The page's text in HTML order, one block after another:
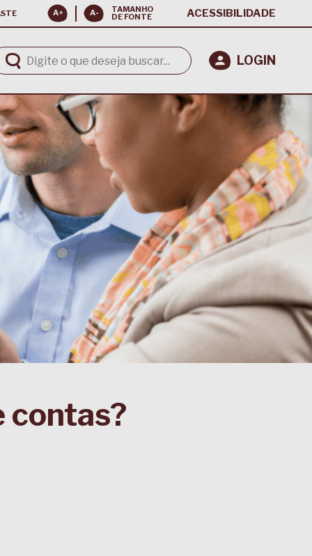
TAMANHO
DE FONTE ACESSIBILIDADE
LOGIN
contas?